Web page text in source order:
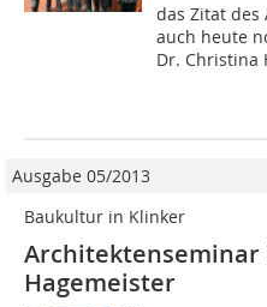
das Zitat des
auch heute
Dr. Christina
Ausgabe 05/2013
Baukultur in Klinker
Hagemeister